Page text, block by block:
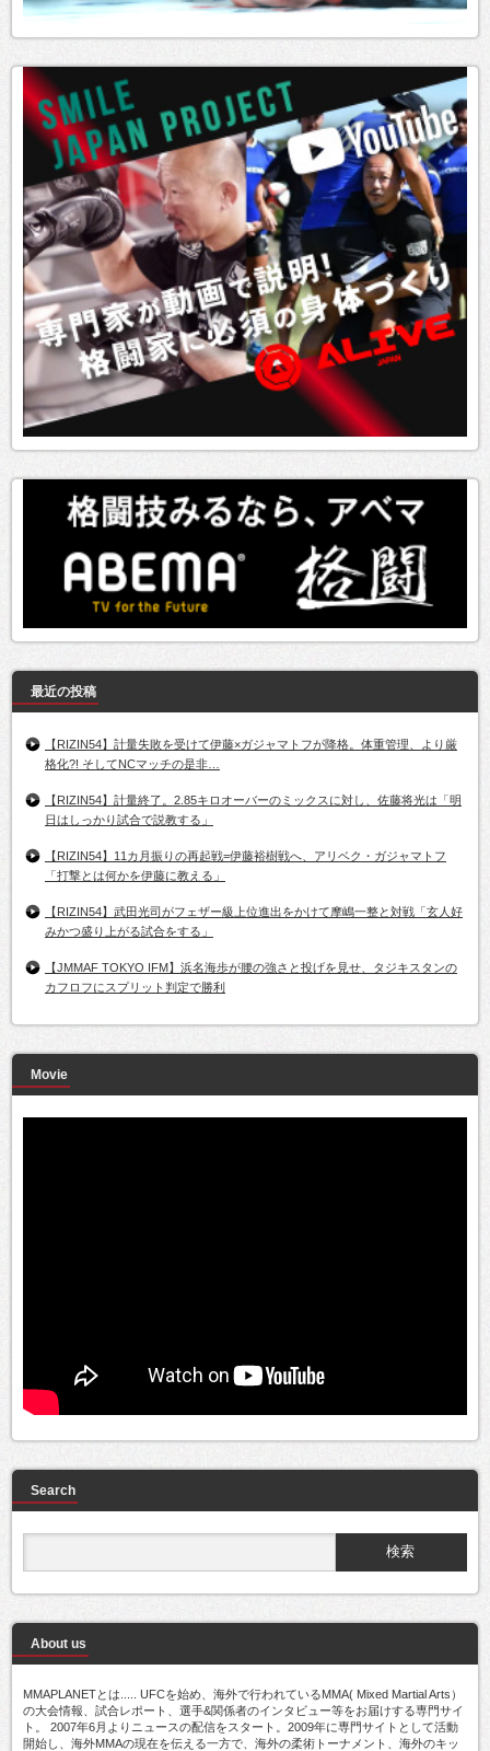
最近の投稿
【RIZIN54】計量失敗を受けて伊藤×ガジャマトフが降格。体重管理、より厳
格化?! そしてNCマッチの是非…
【RIZIN54】計量終了。2.85キロオーバーのミックスに対し、佐藤将光は「明
日はしっかり試合で説教する」
【RIZIN54】11カ月振りの再起戦=伊藤裕樹戦へ、アリベク・ガジャマトフ
「打撃とは何かを伊藤に教える」
【RIZIN54】武田光司がフェザー級上位進出をかけて摩嶋一整と対戦「玄人好
みかつ盛り上がる試合をする」
【JMMAF TOKYO IFM】浜名海歩が腰の強さと投げを見せ、タジキスタンの
カフロフにスプリット判定で勝利
Movie
Search
About us
MMAPLANETとは..... UFCを始め、海外で行われているMMA( Mixed Martial Arts）
の大会情報、試合レポート、選手&関係者のインタビュー等をお届けする専門サイ
ト。 2007年6月よりニュースの配信をスタート。2009年に専門サイトとして活動
開始し、海外MMAの現在を伝える一方で、海外の柔術トーナメント、海外のキッ